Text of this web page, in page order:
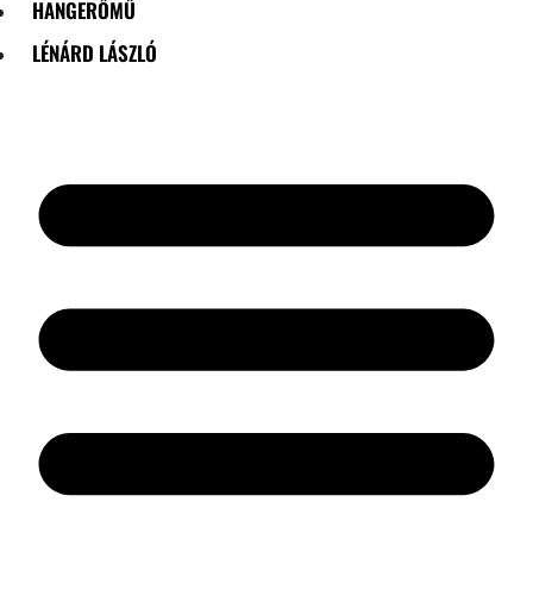
HANGERŐMŰ
LÉNÁRD LÁSZLÓ